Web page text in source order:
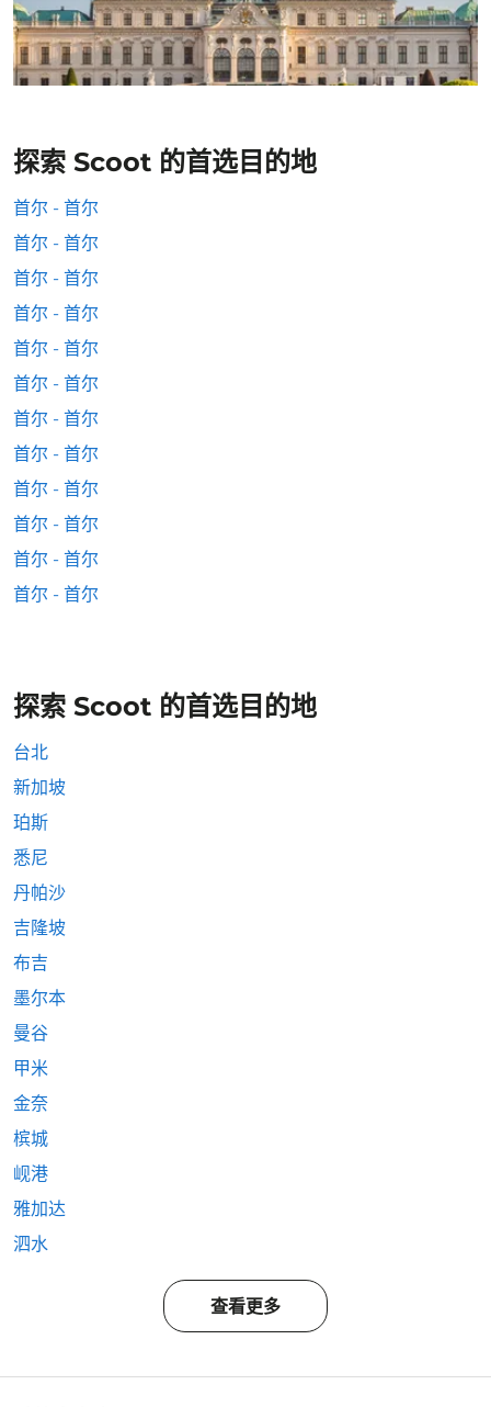
探索 Scoot 的首选目的地
首尔 - 首尔
首尔 - 首尔
首尔 - 首尔
首尔 - 首尔
首尔 - 首尔
首尔 - 首尔
首尔 - 首尔
首尔 - 首尔
首尔 - 首尔
首尔 - 首尔
首尔 - 首尔
首尔 - 首尔
探索 Scoot 的首选目的地
台北
新加坡
珀斯
悉尼
丹帕沙
吉隆坡
布吉
墨尔本
曼谷
甲米
金奈
槟城
岘港
雅加达
泗水
查看更多